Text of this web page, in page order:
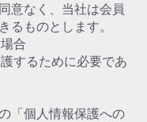
意なく、当社は会員
るものとします。
合
するために必要であ
「個人情報保護への